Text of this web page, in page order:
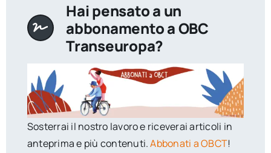
Hai pensato a un
abbonamento a OBC
Transeuropa?
Sosterrai il nostro lavoro e riceverai articoli in
anteprima e più contenuti.Abbonati a OBCT!